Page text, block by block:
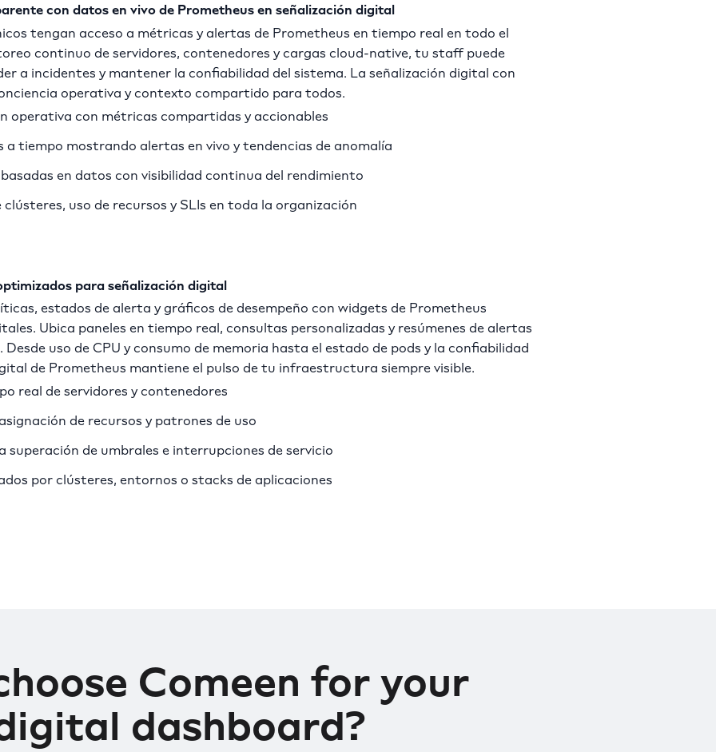
con datos en vivo de Prometheus en señalización digital
tengan acceso a métricas y alertas de Prometheus en tiempo real en todo el
continuo de servidores, contenedores y cargas cloud-native, tu staff puede
a incidentes y mantener la confiabilidad del sistema. La señalización digital con
operativa y contexto compartido para todos.
operativa con métricas compartidas y accionables
tiempo mostrando alertas en vivo y tendencias de anomalía
en datos con visibilidad continua del rendimiento
uso de recursos y SLIs en toda la organización
para señalización digital
estados de alerta y gráficos de desempeño con widgets de Prometheus
Ubica paneles en tiempo real, consultas personalizadas y resúmenes de alertas
uso de CPU y consumo de memoria hasta el estado de pods y la confiabilidad
de Prometheus mantiene el pulso de tu infraestructura siempre visible.
real de servidores y contenedores
de recursos y patrones de uso
superación de umbrales e interrupciones de servicio
por clústeres, entornos o stacks de aplicaciones
Comeen for your
dashboard?